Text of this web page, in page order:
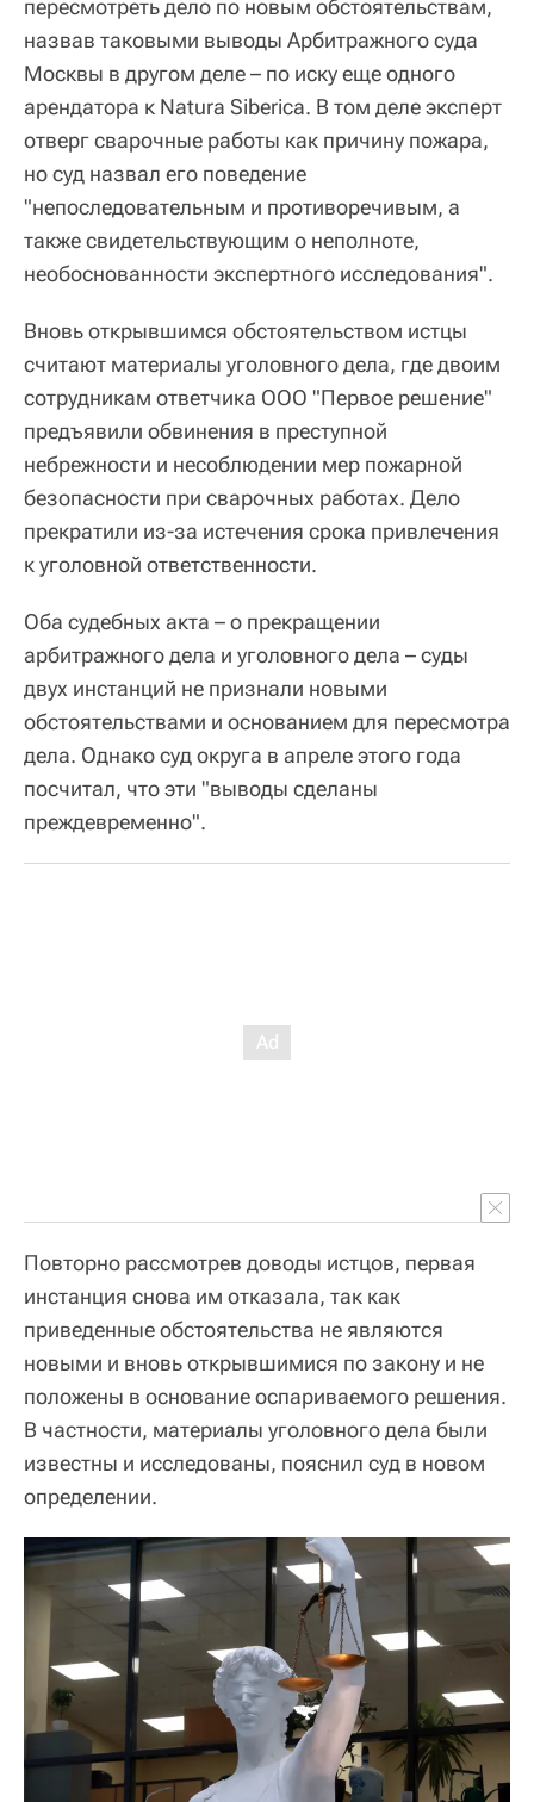
пересмотреть дело по новым обстоятельствам,
назвав таковыми выводы Арбитражного суда
Москвы в другом деле – по иску еще одного
арендатора к Natura Siberica. В том деле эксперт
отверг сварочные работы как причину пожара,
но суд назвал его поведение
"непоследовательным и противоречивым, а
также свидетельствующим о неполноте,
необоснованности экспертного исследования".
Вновь открывшимся обстоятельством истцы
считают материалы уголовного дела, где двоим
сотрудникам ответчика ООО "Первое решение"
предъявили обвинения в преступной
небрежности и несоблюдении мер пожарной
безопасности при сварочных работах. Дело
прекратили из-за истечения срока привлечения
к уголовной ответственности.
Оба судебных акта – о прекращении
арбитражного дела и уголовного дела – суды
двух инстанций не признали новыми
обстоятельствами и основанием для пересмотра
дела. Однако суд округа в апреле этого года
посчитал, что эти "выводы сделаны
преждевременно".
Повторно рассмотрев доводы истцов, первая
инстанция снова им отказала, так как
приведенные обстоятельства не являются
новыми и вновь открывшимися по закону и не
положены в основание оспариваемого решения.
В частности, материалы уголовного дела были
известны и исследованы, пояснил суд в новом
определении.